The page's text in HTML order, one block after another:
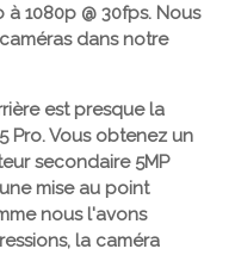
1080p @ 30fps. Nous
dans notre
est presque la
Pro. Vous obtenez un
secondaire 5MP
mise au point
nous l'avons
la caméra